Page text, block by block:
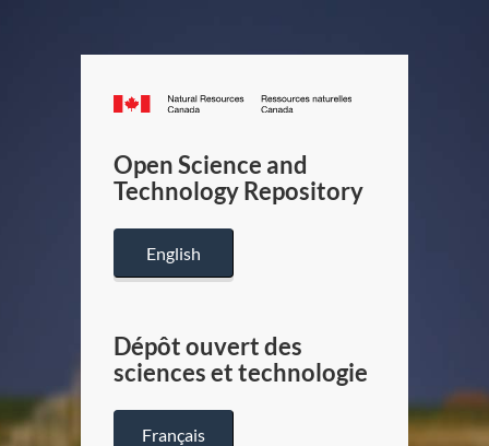
Canada.ca
/
Canada
Open Science and
Technology Repository
English
Dépôt ouvert des
sciences et technologie
Français